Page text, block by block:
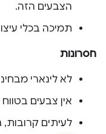
הצבעים הזה.
תמיכה בכלי
חסרונות
לא לינארי
אין צבעים
לעיתים קרובות,